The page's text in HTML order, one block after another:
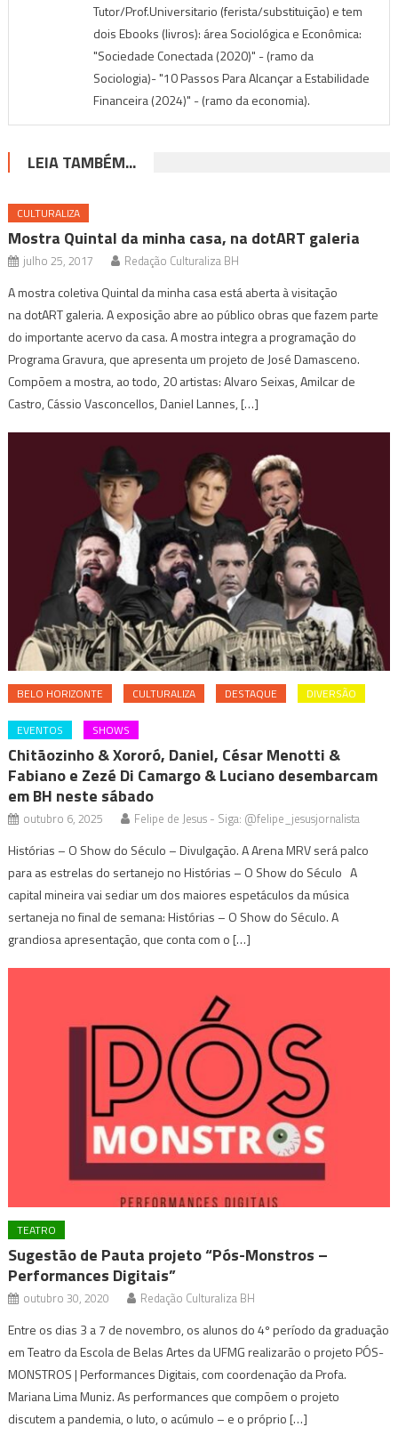
Tutor/Prof.Universitario (ferista/substituição) e tem
dois Ebooks (livros): área Sociológica e Econômica:
"Sociedade Conectada (2020)" - (ramo da
Sociologia)- "10 Passos Para Alcançar a Estabilidade
Financeira (2024)" - (ramo da economia).
LEIA TAMBÉM...
CULTURALIZA
Mostra Quintal da minha casa, na dotART galeria
julho 25, 2017 Redação Culturaliza BH
A mostra coletiva Quintal da minha casa está aberta à visitação
na dotART galeria. A exposição abre ao público obras que fazem parte
do importante acervo da casa. A mostra integra a programação do
Programa Gravura, que apresenta um projeto de José Damasceno.
Compõem a mostra, ao todo, 20 artistas: Alvaro Seixas, Amilcar de
Castro, Cássio Vasconcellos, Daniel Lannes, […]
BELO HORIZONTE CULTURALIZA DESTAQUE DIVERSÃO
EVENTOS SHOWS
Chitãozinho & Xororó, Daniel, César Menotti &
Fabiano e Zezé Di Camargo & Luciano desembarcam
em BH neste sábado
outubro 6, 2025 Felipe de Jesus - Siga: @felipe_jesusjornalista
Histórias – O Show do Século – Divulgação. A Arena MRV será palco
para as estrelas do sertanejo no Histórias – O Show do Século A
capital mineira vai sediar um dos maiores espetáculos da música
sertaneja no final de semana: Histórias – O Show do Século. A
grandiosa apresentação, que conta com o […]
TEATRO
Sugestão de Pauta projeto “Pós-Monstros –
Performances Digitais”
outubro 30, 2020 Redação Culturaliza BH
Entre os dias 3 a 7 de novembro, os alunos do 4º período da graduação
em Teatro da Escola de Belas Artes da UFMG realizarão o projeto PÓS-
MONSTROS | Performances Digitais, com coordenação da Profa.
Mariana Lima Muniz. As performances que compõem o projeto
discutem a pandemia, o luto, o acúmulo – e o próprio […]